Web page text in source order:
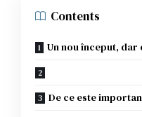
Contents
Un nou început, dar
De ce este